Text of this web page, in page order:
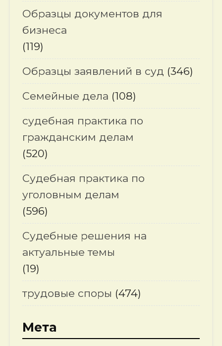
Образцы документов для
бизнеса
(119)
Образцы заявлений в суд (346)
Семейные дела (108)
судебная практика по
гражданским делам
(520)
Судебная практика по
уголовным делам
(596)
Судебные решения на
актуальные темы
(19)
трудовые споры (474)
Мета